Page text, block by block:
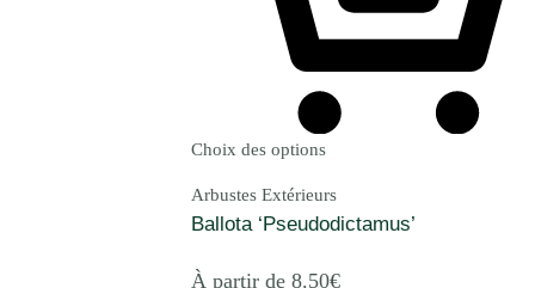
Choix des options
Arbustes Extérieurs
Ballota ‘Pseudodictamus’
À partir de 8.50€